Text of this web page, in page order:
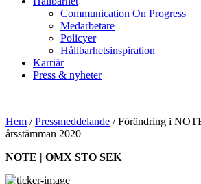
Communication On Progress
Medarbetare
Policyer
Hållbarhetsinspiration
Karriär
Press & nyheter
Hem /Pressmeddelande /Förändring i
årsstämman 2020
NOTE | OMX STO SEK